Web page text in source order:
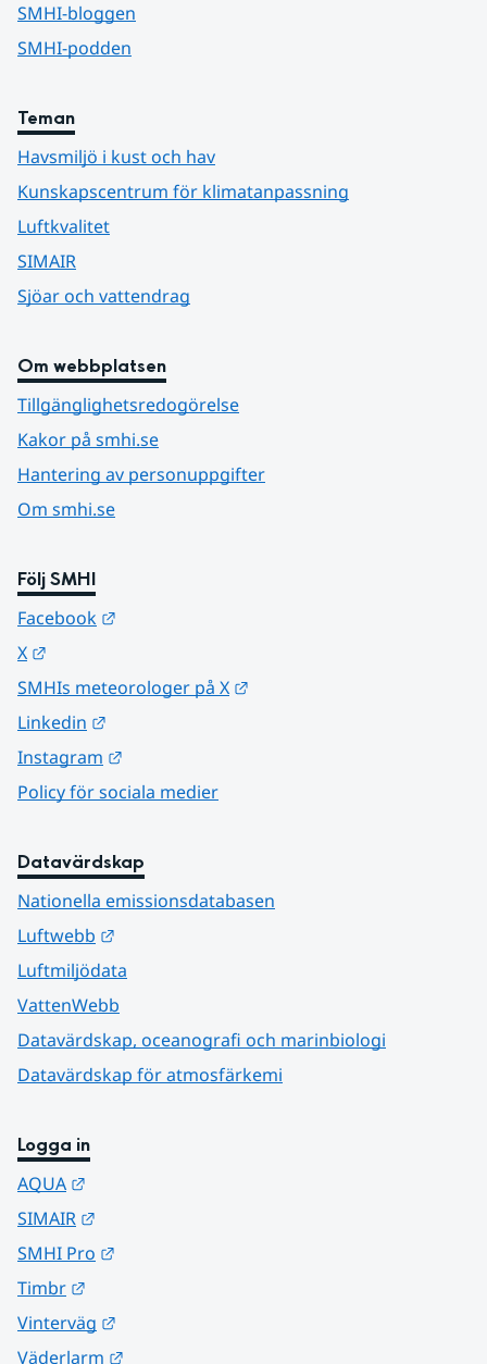
SMHI-bloggen
SMHI-podden
Teman
Havsmiljö i kust och hav
Kunskapscentrum för klimatanpassning
Luftkvalitet
SIMAIR
Sjöar och vattendrag
Om webbplatsen
Tillgänglighetsredogörelse
Kakor på smhi.se
Hantering av personuppgifter
Om smhi.se
Följ SMHI
Facebook
X
SMHIs meteorologer på X
Linkedin
Instagram
Policy för sociala medier
Datavärdskap
Nationella emissionsdatabasen
Luftwebb
Luftmiljödata
VattenWebb
Datavärdskap, oceanografi och marinbiologi
Datavärdskap för atmosfärkemi
Logga in
AQUA
SIMAIR
SMHI Pro
Timbr
Vinterväg
Väderlarm